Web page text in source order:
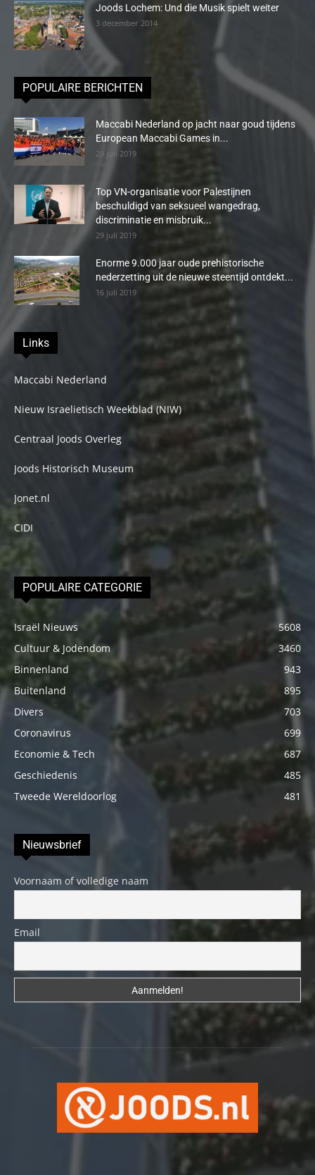
Joods Lochem: Und die Musik spielt weiter
3 december 2014
POPULAIRE BERICHTEN
Maccabi Nederland op jacht naar goud tijdens
European Maccabi Games in...
29 juli 2019
Top VN-organisatie voor Palestijnen
beschuldigd van seksueel wangedrag,
discriminatie en misbruik...
29 juli 2019
Enorme 9.000 jaar oude prehistorische
nederzetting uit de nieuwe steentijd ontdekt...
16 juli 2019
Links
Maccabi Nederland
Nieuw Israelietisch Weekblad (NIW)
Centraal Joods Overleg
Joods Historisch Museum
Jonet.nl
CIDI
POPULAIRE CATEGORIE
Israël Nieuws
5608
Cultuur & Jodendom
3460
Binnenland
943
Buitenland
895
Divers
703
Coronavirus
699
Economie & Tech
687
Geschiedenis
485
Tweede Wereldoorlog
481
Nieuwsbrief
Voornaam of volledige naam
Email